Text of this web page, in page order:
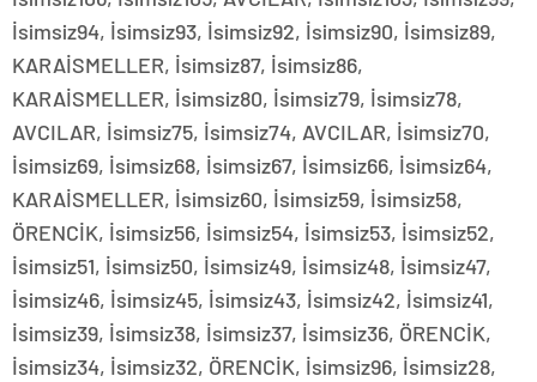
İsimsiz94, İsimsiz93, İsimsiz92, İsimsiz90, İsimsiz89,
KARAİSMELLER, İsimsiz87, İsimsiz86,
KARAİSMELLER, İsimsiz80, İsimsiz79, İsimsiz78,
AVCILAR, İsimsiz75, İsimsiz74, AVCILAR, İsimsiz70,
İsimsiz69, İsimsiz68, İsimsiz67, İsimsiz66, İsimsiz64,
KARAİSMELLER, İsimsiz60, İsimsiz59, İsimsiz58,
ÖRENCİK, İsimsiz56, İsimsiz54, İsimsiz53, İsimsiz52,
İsimsiz51, İsimsiz50, İsimsiz49, İsimsiz48, İsimsiz47,
İsimsiz46, İsimsiz45, İsimsiz43, İsimsiz42, İsimsiz41,
İsimsiz39, İsimsiz38, İsimsiz37, İsimsiz36, ÖRENCİK,
İsimsiz34, İsimsiz32, ÖRENCİK, İsimsiz96, İsimsiz28,